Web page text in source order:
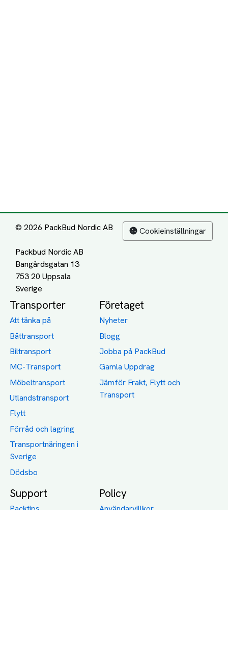
© 2026 PackBud Nordic AB
Packbud Nordic AB
Bangårdsgatan 13
753 20 Uppsala
Cookieinställningar
Transporter
Att tänka på
Båttransport
Biltransport
MC-Transport
Möbeltransport
Utlandstransport
Flytt
Förråd och lagring
Transportnäringen i
Sverige
Dödsbo
Företaget
Nyheter
Blogg
Jobba på PackBud
Gamla Uppdrag
Jämför Frakt, Flytt och
Transport
Support
Packtips
Policy
Användarvillkor